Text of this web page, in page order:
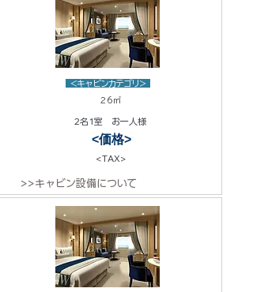
<キャビンカテゴリ>
26㎡
2名1室 お一人様
<価格>
<TAX>
>>キャビン設備について